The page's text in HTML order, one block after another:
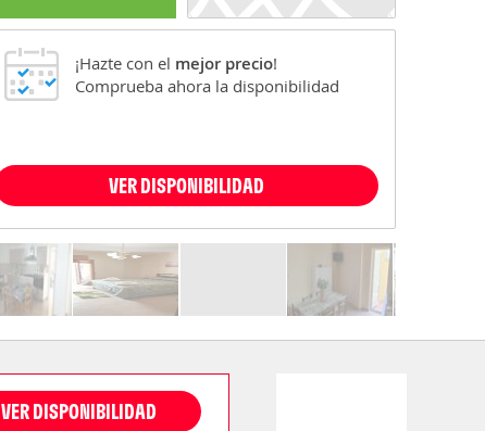
¡Hazte con el mejor precio!
Comprueba ahora la disponibilidad
VER DISPONIBILIDAD
VER DISPONIBILIDAD